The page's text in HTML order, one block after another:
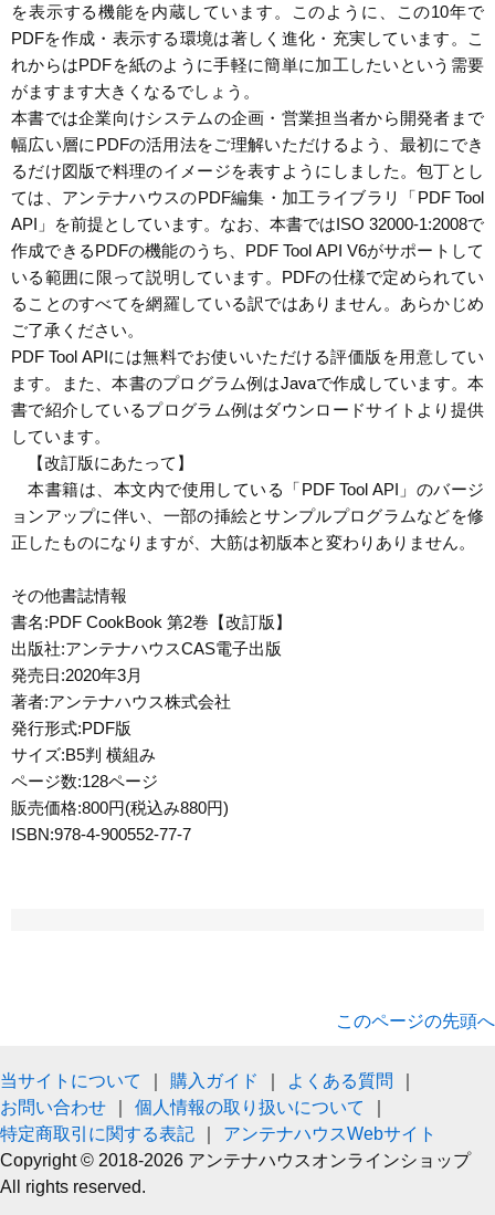
を表示する機能を内蔵しています。このように、この10年で
PDFを作成・表示する環境は著しく進化・充実しています。こ
れからはPDFを紙のように手軽に簡単に加工したいという需要
がますます大きくなるでしょう。
本書では企業向けシステムの企画・営業担当者から開発者まで
幅広い層にPDFの活用法をご理解いただけるよう、最初にでき
るだけ図版で料理のイメージを表すようにしました。包丁とし
ては、アンテナハウスのPDF編集・加工ライブラリ「PDF Tool
API」を前提としています。なお、本書ではISO 32000-1:2008で
作成できるPDFの機能のうち、PDF Tool API V6がサポートして
いる範囲に限って説明しています。PDFの仕様で定められてい
ることのすべてを網羅している訳ではありません。あらかじめ
ご了承ください。
PDF Tool APIには無料でお使いいただける評価版を用意してい
ます。また、本書のプログラム例はJavaで作成しています。本
書で紹介しているプログラム例はダウンロードサイトより提供
しています。
【改訂版にあたって】
本書籍は、本文内で使用している「PDF Tool API」のバージ
ョンアップに伴い、一部の挿絵とサンプルプログラムなどを修
正したものになりますが、大筋は初版本と変わりありません。
その他書誌情報
書名:PDF CookBook 第2巻【改訂版】
出版社:アンテナハウスCAS電子出版
発売日:2020年3月
著者:アンテナハウス株式会社
発行形式:PDF版
サイズ:B5判 横組み
ページ数:128ページ
販売価格:800円(税込み880円)
ISBN:978-4-900552-77-7
このページの先頭へ
当サイトについて 購入ガイド よくある質問
お問い合わせ
個人情報の取り扱いについて
特定商取引に関する表記
アンテナハウスWebサイト
Copyright © 2018-2026 アンテナハウスオンラインショップ
All rights reserved.